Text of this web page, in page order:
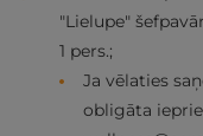
"Lielupe"
1 pers.;
Ja vēlaties
obligāta